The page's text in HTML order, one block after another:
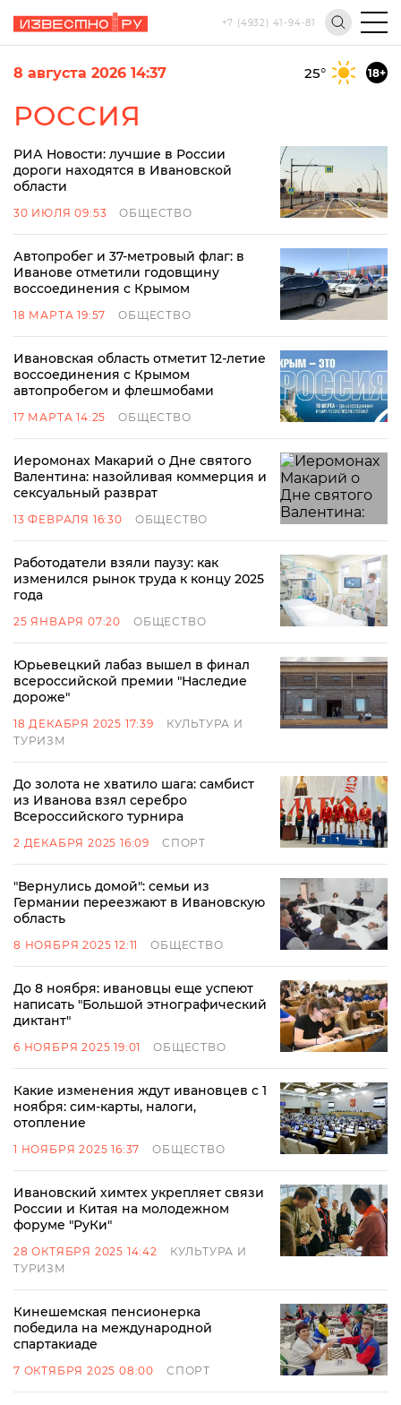
+7 (4932) 41-94-81
8 августа 2026 14:37 25° 18+
РОССИЯ
РИА Новости: лучшие в России
дороги находятся в Ивановской
области
30 ИЮЛЯ 09:53 ОБЩЕСТВО
Автопробег и 37-метровый флаг: в
Иванове отметили годовщину
воссоединения с Крымом
18 МАРТА 19:57 ОБЩЕСТВО
Ивановская область отметит 12-летие
воссоединения с Крымом
автопробегом и флешмобами
17 МАРТА 14:25 ОБЩЕСТВО
Иеромонах Макарий о Дне святого
Валентина: назойливая коммерция и
сексуальный разврат
13 ФЕВРАЛЯ 16:30 ОБЩЕСТВО
Работодатели взяли паузу: как
изменился рынок труда к концу 2025
года
25 ЯНВАРЯ 07:20 ОБЩЕСТВО
Юрьевецкий лабаз вышел в финал
всероссийской премии "Наследие
дороже"
18 ДЕКАБРЯ 2025 17:39
КУЛЬТУРА И
ТУРИЗМ
До золота не хватило шага: самбист
из Иванова взял серебро
Всероссийского турнира
2 ДЕКАБРЯ 2025 16:09 СПОРТ
"Вернулись домой": семьи из
Германии переезжают в Ивановскую
область
8 НОЯБРЯ 2025 12:11 ОБЩЕСТВО
До 8 ноября: ивановцы еще успеют
написать "Большой этнографический
диктант"
6 НОЯБРЯ 2025 19:01 ОБЩЕСТВО
Какие изменения ждут ивановцев с 1
ноября: сим-карты, налоги,
отопление
1 НОЯБРЯ 2025 16:37 ОБЩЕСТВО
Ивановский химтех укрепляет связи
России и Китая на молодежном
форуме "РуКи"
28 ОКТЯБРЯ 2025 14:42
КУЛЬТУРА И
ТУРИЗМ
Кинешемская пенсионерка
победила на международной
спартакиаде
7 ОКТЯБРЯ 2025 08:00 СПОРТ